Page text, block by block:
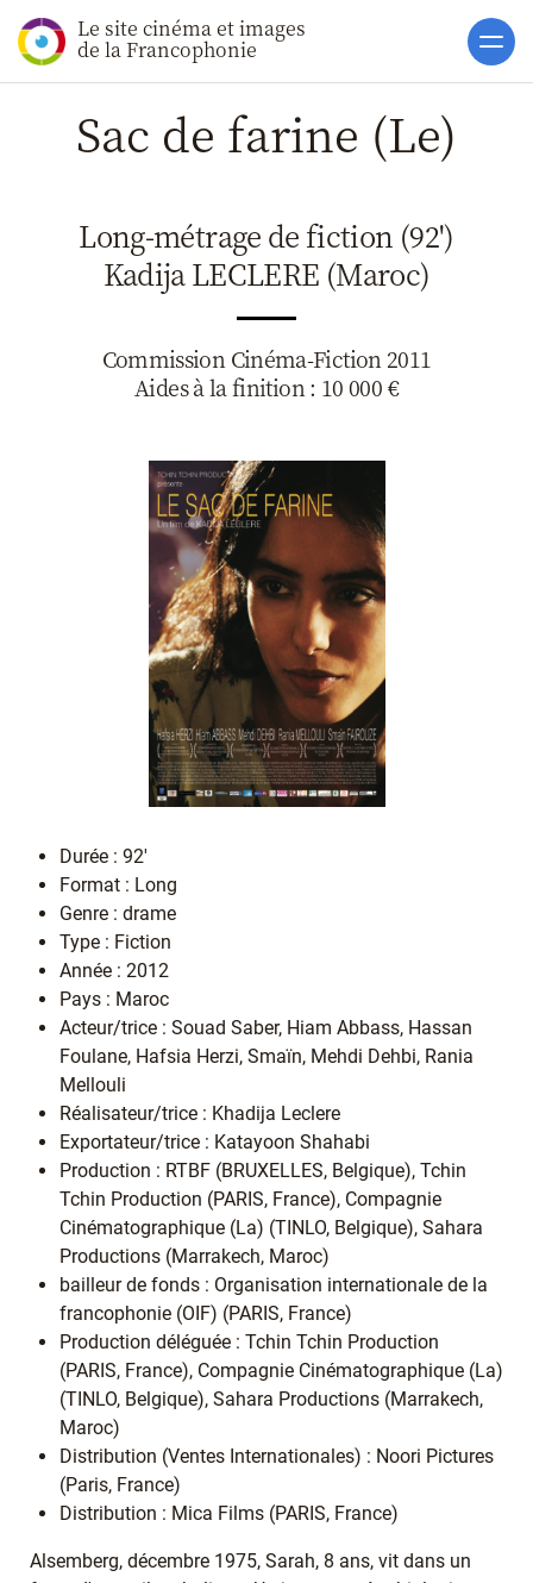
Le site cinéma et images
de la Francophonie Accueil
Actualités
Soutiens
Catalogue
Clap ACP
Boites à
Accès pro
Sac de farine (Le)
Long-métrage de fiction (92')
Kadija LECLERE (Maroc)
Commission Cinéma-Fiction 2011
Aides à la finition : 10 000 €
Durée : 92'
Format : Long
Genre : drame
Type : Fiction
Année : 2012
Pays : Maroc
Acteur/trice : Souad Saber, Hiam Abbass, Hassan
Foulane, Hafsia Herzi, Smaïn, Mehdi Dehbi, Rania
Mellouli
Réalisateur/trice : Khadija Leclere
Exportateur/trice : Katayoon Shahabi
Production : RTBF (BRUXELLES, Belgique), Tchin
Tchin Production (PARIS, France), Compagnie
Cinématographique (La) (TINLO, Belgique), Sahara
Productions (Marrakech, Maroc)
bailleur de fonds : Organisation internationale de la
francophonie (OIF) (PARIS, France)
Production déléguée : Tchin Tchin Production
(PARIS, France), Compagnie Cinématographique (La)
(TINLO, Belgique), Sahara Productions (Marrakech,
Maroc)
Distribution (Ventes Internationales) : Noori Pictures
(Paris, France)
Distribution : Mica Films (PARIS, France)
Alsemberg, décembre 1975, Sarah, 8 ans, vit dans un